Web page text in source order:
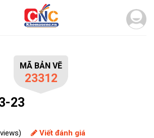
MÃ BẢN VẼ
23312
23
Viết đánh giá